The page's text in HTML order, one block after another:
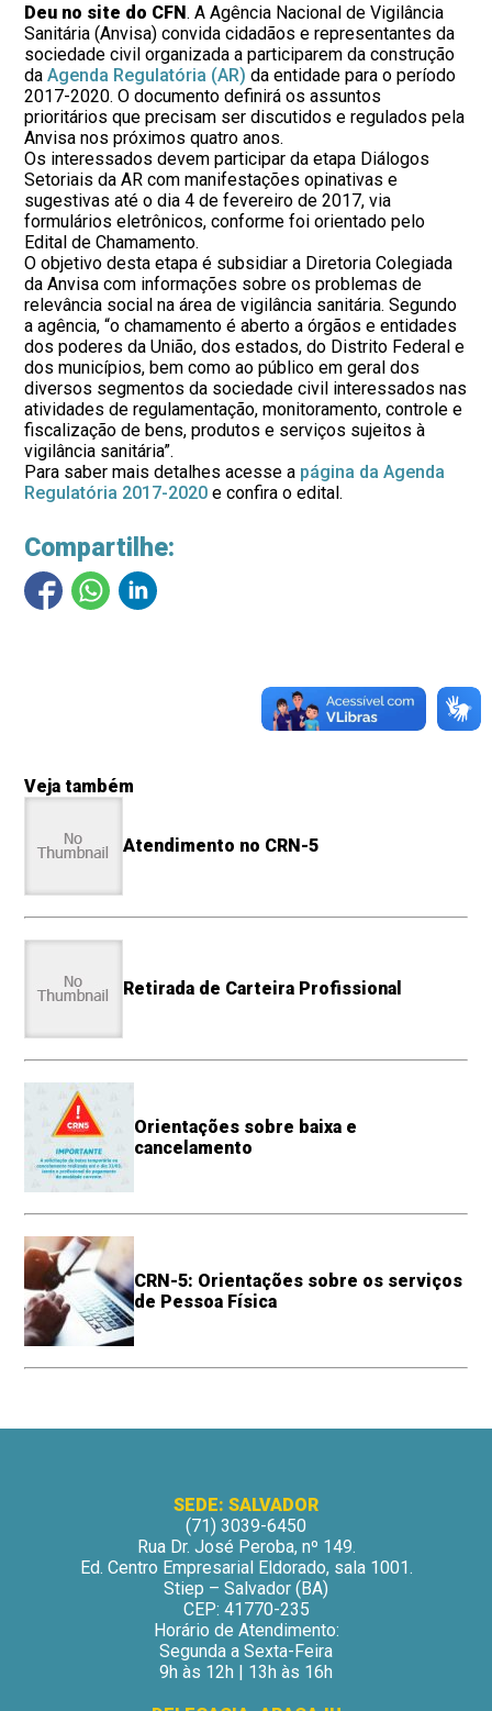
Deu no site do CFN. A Agência Nacional de Vigilância
Sanitária (Anvisa) convida cidadãos e representantes da
sociedade civil organizada a participarem da construção
da Agenda Regulatória (AR) da entidade para o período
2017-2020. O documento definirá os assuntos
prioritários que precisam ser discutidos e regulados pela
Anvisa nos próximos quatro anos.
Os interessados devem participar da etapa Diálogos
Setoriais da AR com manifestações opinativas e
sugestivas até o dia 4 de fevereiro de 2017, via
formulários eletrônicos, conforme foi orientado pelo
Edital de Chamamento.
O objetivo desta etapa é subsidiar a Diretoria Colegiada
da Anvisa com informações sobre os problemas de
relevância social na área de vigilância sanitária. Segundo
a agência, “o chamamento é aberto a órgãos e entidades
dos poderes da União, dos estados, do Distrito Federal e
dos municípios, bem como ao público em geral dos
diversos segmentos da sociedade civil interessados nas
atividades de regulamentação, monitoramento, controle e
fiscalização de bens, produtos e serviços sujeitos à
vigilância sanitária”.
Para saber mais detalhes acesse a página da Agenda
Regulatória 2017-2020 e confira o edital.
Compartilhe:
Veja também
Atendimento no CRN-5
Retirada de Carteira Profissional
Orientações sobre baixa e
cancelamento
CRN-5: Orientações sobre os serviços
de Pessoa Física
SEDE: SALVADOR
(71) 3039-6450
Rua Dr. José Peroba, nº 149.
Ed. Centro Empresarial Eldorado, sala 1001.
Stiep – Salvador (BA)
CEP: 41770-235
Horário de Atendimento:
Segunda a Sexta-Feira
9h às 12h | 13h às 16h